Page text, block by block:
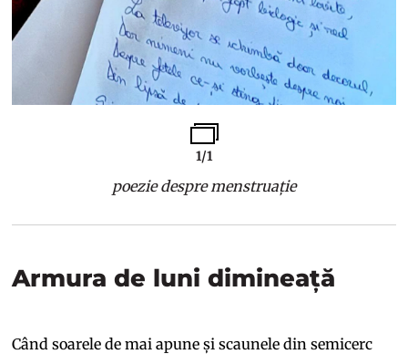
1/1
poezie despre menstruație
Armura de luni dimineață
Când soarele de mai apune și scaunele din semicerc